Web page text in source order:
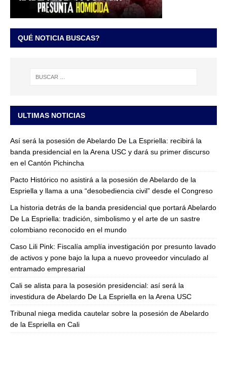
QUÉ NOTICIA BUSCAS?
ULTIMAS NOTICIAS
Así será la posesión de Abelardo De La Espriella: recibirá la
banda presidencial en la Arena USC y dará su primer discurso
en el Cantón Pichincha
Pacto Histórico no asistirá a la posesión de Abelardo de la
Espriella y llama a una “desobediencia civil” desde el Congreso
La historia detrás de la banda presidencial que portará Abelardo
De La Espriella: tradición, simbolismo y el arte de un sastre
colombiano reconocido en el mundo
Caso Lili Pink: Fiscalía amplía investigación por presunto lavado
de activos y pone bajo la lupa a nuevo proveedor vinculado al
entramado empresarial
Cali se alista para la posesión presidencial: así será la
investidura de Abelardo De La Espriella en la Arena USC
Tribunal niega medida cautelar sobre la posesión de Abelardo
de la Espriella en Cali